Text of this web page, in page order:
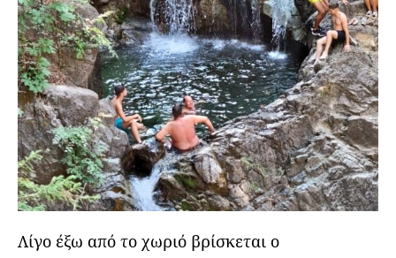
Λίγο έξω από το χωριό βρίσκεται ο